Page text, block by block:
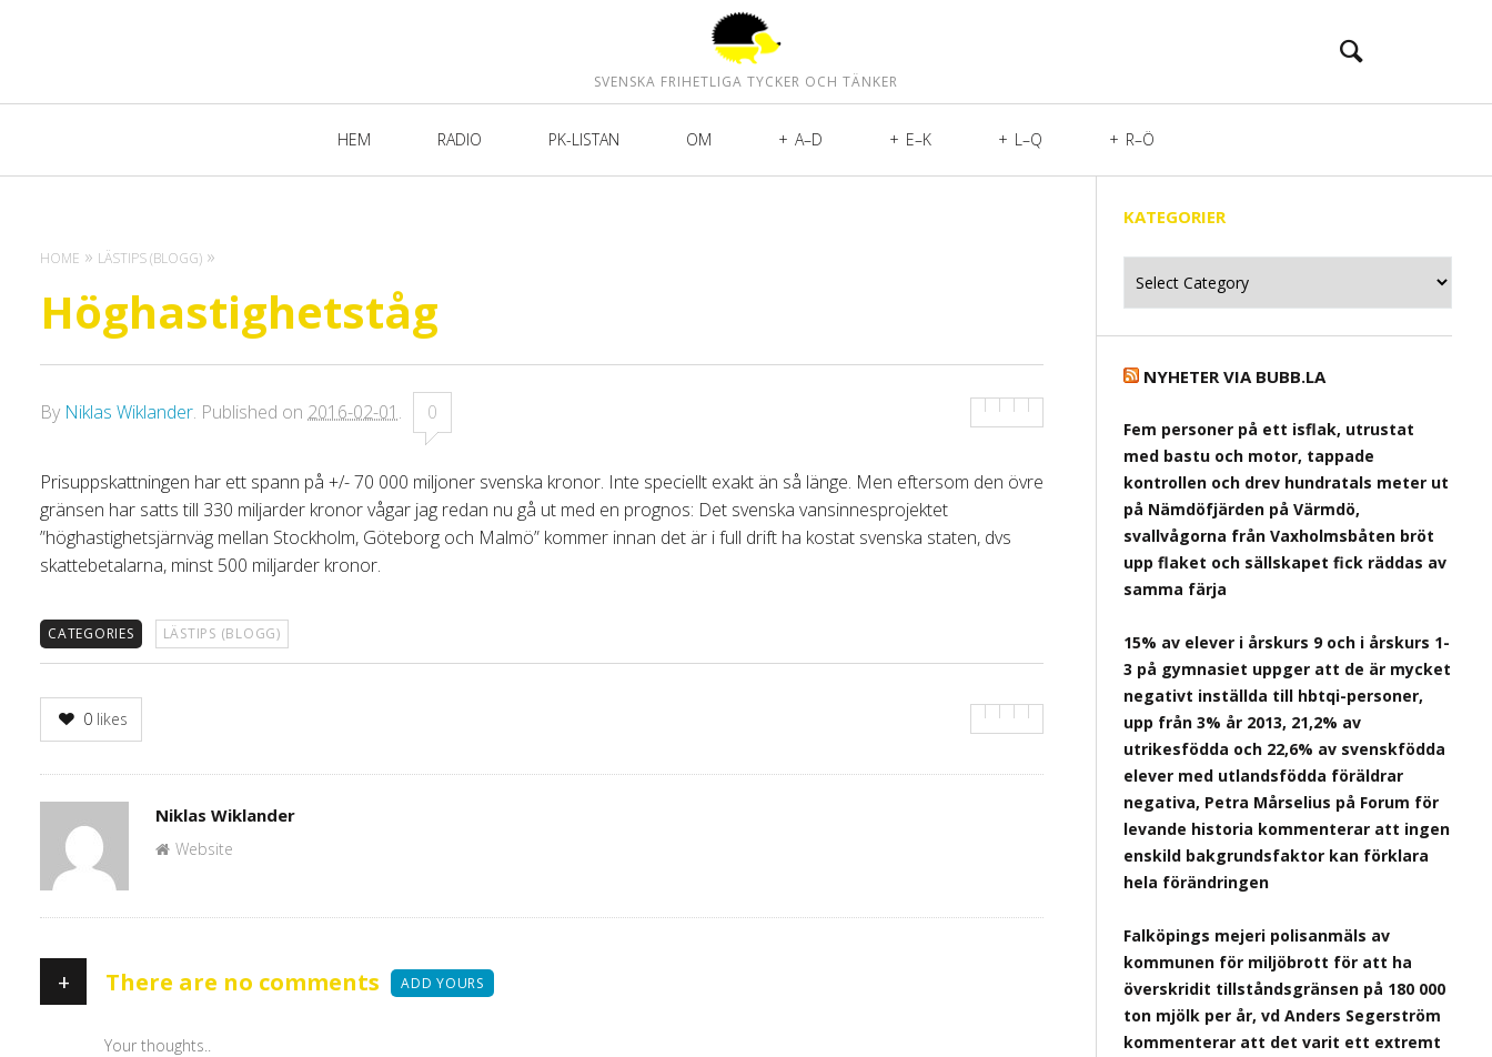
SVENSKA FRIHETLIGA TYCKER OCH TÄNKER
HEM RADIO PK-LISTAN OM A–D E–K L–Q R–Ö
HOME LÄSTIPS (BLOGG)
Höghastighetståg
By Niklas Wiklander. Published on 2016-02-01 . 0
Prisuppskattningen har ett spann på +/- 70 000 miljoner svenska kronor. Inte speciellt exakt än så länge. Men eftersom den övre
gränsen har satts till 330 miljarder kronor vågar jag redan nu gå ut med en prognos: Det svenska vansinnesprojektet
”höghastighetsjärnväg mellan Stockholm, Göteborg och Malmö” kommer innan det är i full drift ha kostat svenska staten, dvs
skattebetalarna, minst 500 miljarder kronor.
CATEGORIES LÄSTIPS (BLOGG)
0 likes
Author
Niklas Wiklander
Website
+ There are no comments ADD YOURS
KATEGORIER
NYHETER VIA BUBB.LA
Fem personer på ett isflak, utrustat
med bastu och motor, tappade
kontrollen och drev hundratals meter ut
på Nämdöfjärden på Värmdö,
svallvågorna från Vaxholmsbåten bröt
upp flaket och sällskapet fick räddas av
samma färja
15% av elever i årskurs 9 och i årskurs 1-
3 på gymnasiet uppger att de är mycket
negativt inställda till hbtqi-personer,
upp från 3% år 2013, 21,2% av
utrikesfödda och 22,6% av svenskfödda
elever med utlandsfödda föräldrar
negativa, Petra Mårselius på Forum för
levande historia kommenterar att ingen
enskild bakgrundsfaktor kan förklara
hela förändringen
Falköpings mejeri polisanmäls av
kommunen för miljöbrott för att ha
överskridit tillståndsgränsen på 180 000
ton mjölk per år, vd Anders Segerström
kommenterar att det varit ett extremt